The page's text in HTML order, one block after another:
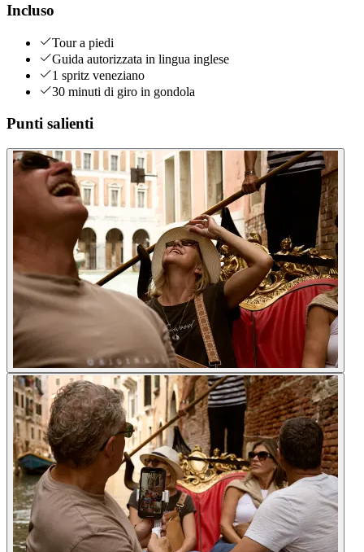
Incluso
Tour a piedi
Guida autorizzata in lingua inglese
1 spritz veneziano
30 minuti di giro in gondola
Punti salienti